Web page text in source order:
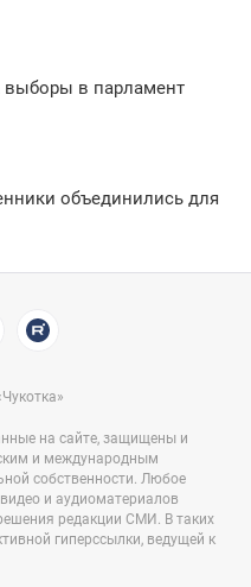
выборы в парламент
объединились для
на сайте, защищены и
и международным
собственности. Любое
и аудиоматериалов
редакции СМИ. В таких
гиперссылки, ведущей к